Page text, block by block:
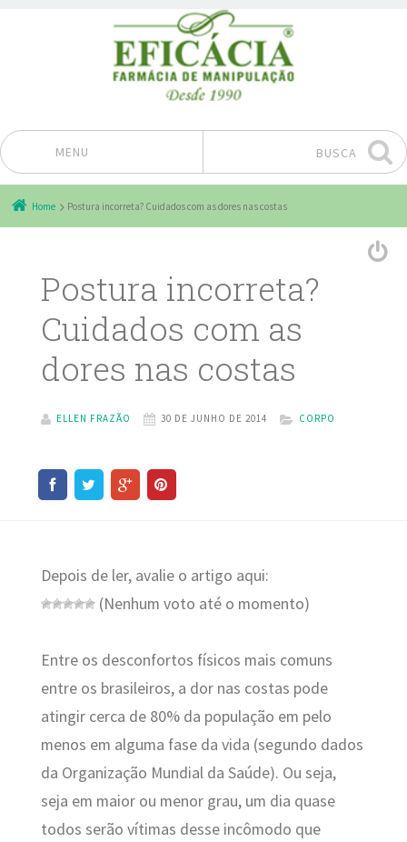
MENU
Pular para o conteúdo
BUSCA
Home Postura incorreta? Cuidados com as dores nas costas
Postura incorreta?
Cuidados com as
dores nas costas
ELLEN FRAZÃO 30 DE JUNHO DE 2014 CORPO
Depois de ler, avalie o artigo aqui:
(Nenhum voto até o momento)
Entre os desconfortos físicos mais comuns
entre os brasileiros, a dor nas costas pode
atingir cerca de 80% da população em pelo
menos em alguma fase da vida (segundo dados
da Organização Mundial da Saúde). Ou seja,
seja em maior ou menor grau, um dia quase
todos serão vítimas desse incômodo que